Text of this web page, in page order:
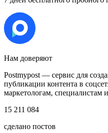
Нам доверяют
Postmypost — сервис для
публикации контента в
маркетологам, специалистам
15 211 084
сделано постов